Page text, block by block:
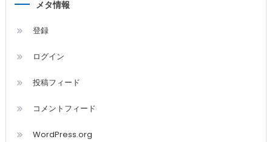
メタ情報
登録
ログイン
投稿フィード
コメントフィード
WordPress.org